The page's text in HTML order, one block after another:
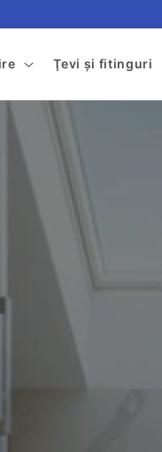
Ţevi şi fitinguri